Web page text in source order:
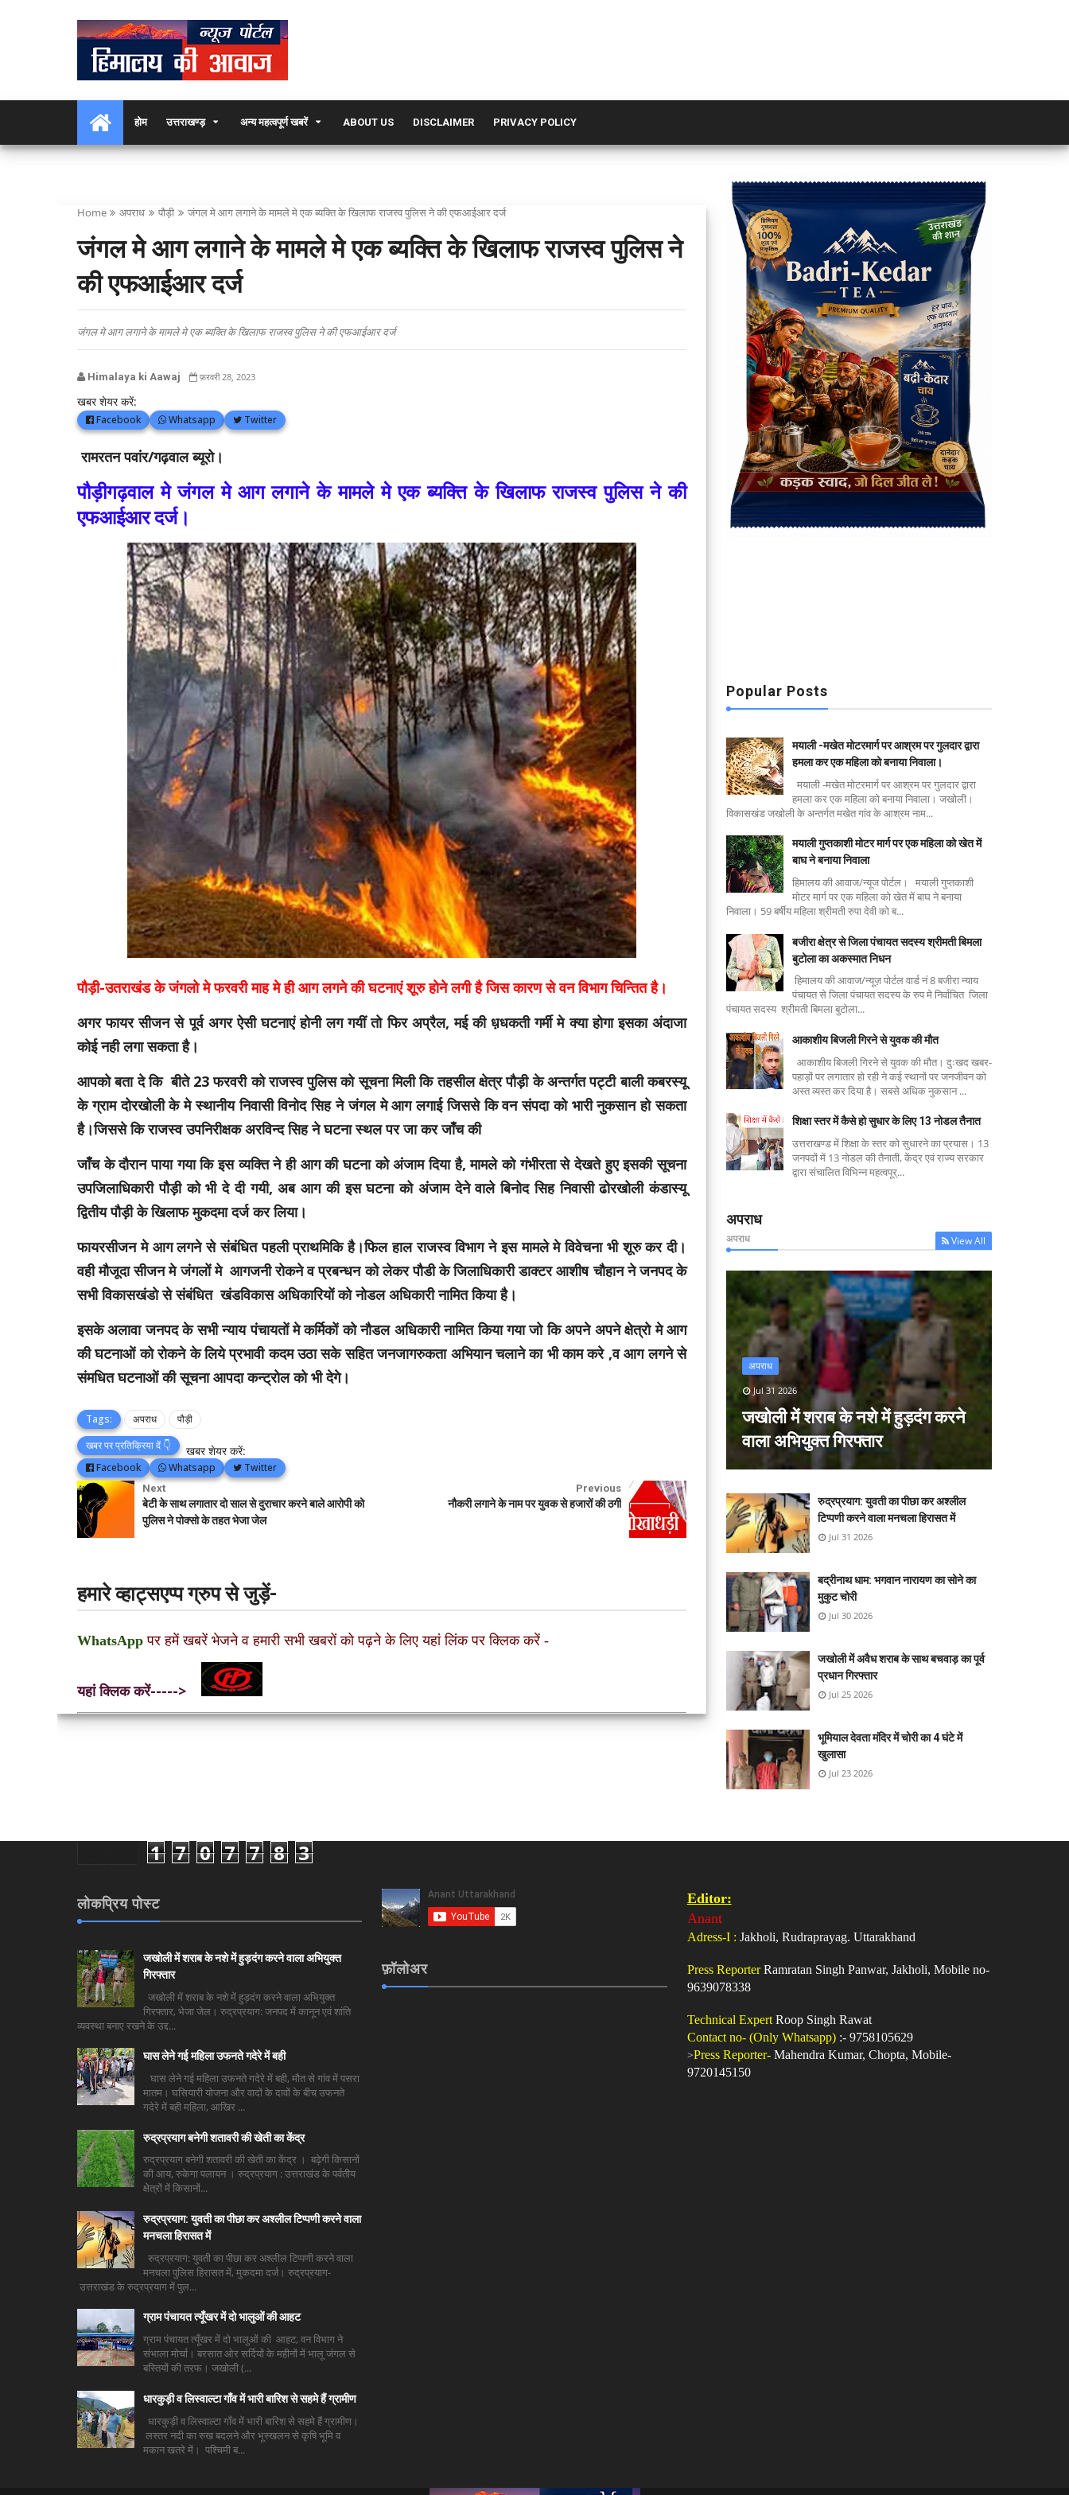
होम उत्तराखण्ड़ अन्य महत्वपूर्ण खबरें ABOUT US DISCLAIMER PRIVACY POLICY
Home अपराध पौड़ी जंगल मे आग लगाने के मामले मे एक ब्यक्ति के खिलाफ राजस्व पुलिस ने की एफआईआर दर्ज
जंगल मे आग लगाने के मामले मे एक ब्यक्ति के खिलाफ राजस्व पुलिस ने
की एफआईआर दर्ज
जंगल मे आग लगाने के मामले मे एक ब्यक्ति के खिलाफ राजस्व पुलिस ने की एफआईआर दर्ज
Himalaya ki Aawaj फ़रवरी 28, 2023
खबर शेयर करें:
Facebook Whatsapp Twitter
रामरतन पवांर/गढ़वाल ब्यूरो।
पौड़ीगढ़वाल मे जंगल मे आग लगाने के मामले मे एक ब्यक्ति के खिलाफ राजस्व पुलिस ने की
एफआईआर दर्ज।
पौड़ी-उतराखंड के जंगलो मे फरवरी माह मे ही आग लगने की घटनाएं शूरु होने लगी है जिस कारण से वन विभाग चिन्तित है।
अगर फायर सीजन से पूर्व अगर ऐसी घटनाएं होनी लग गयीं तो फिर अप्रैल, मई की ध़धकती गर्मी मे क्या होगा इसका अंदाजा
कोई नही लगा सकता है।
आपको बता दे कि बीते 23 फरवरी को राजस्व पुलिस को सूचना मिली कि तहसील क्षेत्र पौड़ी के अन्तर्गत पट्टी बाली कबरस्यू
के ग्राम दोरखोली के मे स्थानीय निवासी विनोद सिह ने जंगल मे आग लगाई जिससे कि वन संपदा को भारी नुकसान हो सकता
है।जिससे कि राजस्व उपनिरीक्षक अरविन्द सिह ने घटना स्थल पर जा कर जाँच की
जाँच के दौरान पाया गया कि इस व्यक्ति ने ही आग की घटना को अंजाम दिया है, मामले को गंभीरता से देखते हुए इसकी सूचना
उपजिलाधिकारी पौड़ी को भी दे दी गयी, अब आग की इस घटना को अंजाम देने वाले बिनोद सिह निवासी ढोरखोली कंडास्यू
द्वितीय पौड़ी के खिलाफ मुकदमा दर्ज कर लिया।
फायरसीजन मे आग लगने से संबंधित पहली प्राथमिकि है।फिल हाल राजस्व विभाग ने इस मामले मे विवेचना भी शूरु कर दी।
वही मौजूदा सीजन मे जंगलों मे आगजनी रोकने व प्रबन्धन को लेकर पौडी के जिलाधिकारी डाक्टर आशीष चौहान ने जनपद के
सभी विकासखंडो से संबंधित खंडविकास अधिकारियों को नोडल अधिकारी नामित किया है।
इसके अलावा जनपद के सभी न्याय पंचायतों मे कर्मिकों को नौडल अधिकारी नामित किया गया जो कि अपने अपने क्षेत्रो मे आग
की घटनाओं को रोकने के लिये प्रभावी कदम उठा सके सहित जनजागरुकता अभियान चलाने का भी काम करे ,व आग लगने से
संमधित घटनाओं की सूचना आपदा कन्ट्रोल को भी देगे।
Tags: अपराध
पौड़ी
खबर पर प्रतिक्रिया दें 👇
खबर शेयर करें:
Facebook Whatsapp Twitter
Next
बेटी के साथ लगातार दो साल से दुराचार करने बाले आरोपी को
पुलिस ने पोक्सो के तहत भेजा जेल
Previous
नौकरी लगाने के नाम पर युवक से हजारों की ठगी
हमारे व्हाट्सएप्प ग्रुप से जुड़ें-
WhatsApp पर हमें खबरें भेजने व हमारी सभी खबरों को पढ़ने के लिए यहां लिंक पर क्लिक करें -
यहां क्लिक करें----->
Popular Posts
मयाली -मखेत मोटरमार्ग पर आश्रम पर गुलदार द्वारा
हमला कर एक महिला को बनाया निवाला।
मयाली -मखेत मोटरमार्ग पर आश्रम पर गुलदार द्वारा
हमला कर एक महिला को बनाया निवाला। जखोली।
विकासखंड जखोली के अन्तर्गत मखेत गांव के आश्रम नाम...
मयाली गुप्तकाशी मोटर मार्ग पर एक महिला को खेत में
बाघ ने बनाया निवाला
हिमालय की आवाज/न्यूज पोर्टल। मयाली गुप्तकाशी
मोटर मार्ग पर एक महिला को खेत में बाघ ने बनाया
निवाला। 59 बर्षीय महिला श्रीमती रुपा देवी को ब...
बजीरा क्षेत्र से जिला पंचायत सदस्य श्रीमती बिमला
बुटोला का अकस्मात निधन
हिमालय की आवाज/न्यूज़ पोर्टल वार्ड नं 8 बजीरा न्याय
पंचायत से जिला पंचायत सदस्य के रुप मे निर्वाचित जिला
पंचायत सदस्य श्रीमती बिमला बुटोला...
आकाशीय बिजली गिरने से युवक की मौत
आकाशीय बिजली गिरने से युवक की मौत। दुःखद खबर-
पहाड़ों पर लगातार हो रही ने कई स्थानों पर जनजीवन को
अस्त व्यस्त कर दिया है। सबसे अधिक नुकसान ...
शिक्षा स्तर में कैसे हो सुधार के लिए 13 नोडल तैनात
उत्तराखण्ड में शिक्षा के स्तर को सुधारने का प्रयास। 13
जनपदों में 13 नोडल की तैनाती, केंद्र एवं राज्य सरकार
द्वारा संचालित विभिन्न महत्वपूर्...
अपराध
अपराध View All
अपराध
Jul 31 2026
जखोली में शराब के नशे में हुड़दंग करने
वाला अभियुक्त गिरफ्तार
रुद्रप्रयाग: युवती का पीछा कर अश्लील
टिप्पणी करने वाला मनचला हिरासत में
Jul 31 2026
बद्रीनाथ धाम: भगवान नारायण का सोने का
मुकुट चोरी
Jul 30 2026
जखोली में अवैध शराब के साथ बचवाड़ का पूर्व
प्रधान गिरफ्तार
Jul 25 2026
भूमियाल देवता मंदिर में चोरी का 4 घंटे में
खुलासा
Jul 23 2026
1 7 0 7 7 8 3
लोकप्रिय पोस्ट
जखोली में शराब के नशे में हुड़दंग करने वाला अभियुक्त
गिरफ्तार
जखोली में शराब के नशे में हुड़दंग करने वाला अभियुक्त
गिरफ्तार, भेजा जेल। रुद्रप्रयाग: जनपद में कानून एवं शांति
व्यवस्था बनाए रखने के उद्द...
घास लेने गई महिला उफनते गदेरे में बही
घास लेने गई महिला उफनते गदेरे में बही, मौत से गांव में पसरा
मातम। घसियारी योजना और वादों के दावों के बीच उफनते
गदेरे में बही महिला, आखिर ...
रुद्रप्रयाग बनेगी शतावरी की खेती का केंद्र
रुद्रप्रयाग बनेगी शतावरी की खेती का केंद्र । बढ़ेगी किसानों
की आय, रुकेगा पलायन । रुद्रप्रयाग : उत्तराखंड के पर्वतीय
क्षेत्रों में किसानों...
रुद्रप्रयाग: युवती का पीछा कर अश्लील टिप्पणी करने वाला
मनचला हिरासत में
रुद्रप्रयाग: युवती का पीछा कर अश्लील टिप्पणी करने वाला
मनचला पुलिस हिरासत में, मुकदमा दर्ज। रुद्रप्रयाग-
उत्तराखंड के रुद्रप्रयाग में पुल...
ग्राम पंचायत त्यूँखर में दो भालुओं की आहट
ग्राम पंचायत त्यूँखर में दो भालुओं की आहट, वन विभाग ने
संभाला मोर्चा। बरसात ओर सर्दियों के महीनों में भालू जंगल से
बस्तियों की तरफ। जखोली (...
धारकुड़ी व लिस्वाल्टा गाँव में भारी बारिश से सहमे हैं ग्रामीण
धारकुड़ी व लिस्वाल्टा गाँव में भारी बारिश से सहमे हैं ग्रामीण।
लस्तर नदी का रुख बदलने और भूस्खलन से कृषि भूमि व
मकान खतरे में। पश्चिमी ब...
फ़ॉलोअर
Editor:
Anant
Adress-I : Jakholi, Rudraprayag. Uttarakhand
Press ReporterRamratan Singh Panwar, Jakholi, Mobile no-
9639078338
Technical ExpertRoop Singh Rawat
Contact no- (Only Whatsapp) :- 9758105629
>Press Reporter-Mahendra Kumar, Chopta, Mobile-
9720145150